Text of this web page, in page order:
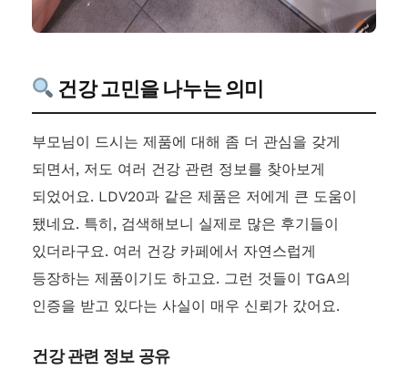
건강 고민을 나누는 의미
부모님이 드시는 제품에 대해 좀 더 관심을 갖게
되면서, 저도 여러 건강 관련 정보를 찾아보게
되었어요. LDV20과 같은 제품은 저에게 큰 도움이
됐네요. 특히, 검색해보니 실제로 많은 후기들이
있더라구요. 여러 건강 카페에서 자연스럽게
등장하는 제품이기도 하고요. 그런 것들이 TGA의
인증을 받고 있다는 사실이 매우 신뢰가 갔어요.
건강 관련 정보 공유